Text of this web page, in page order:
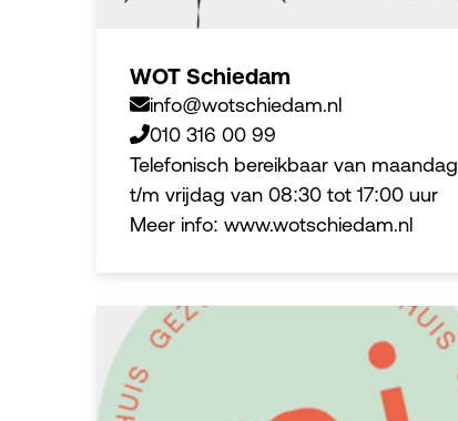
WOT Schiedam
info@wotschiedam.nl
010 316 00 99
Telefonisch bereikbaar van maandag
t/m vrijdag van 08:30 tot 17:00 uur
Meer info: www.wotschiedam.nl